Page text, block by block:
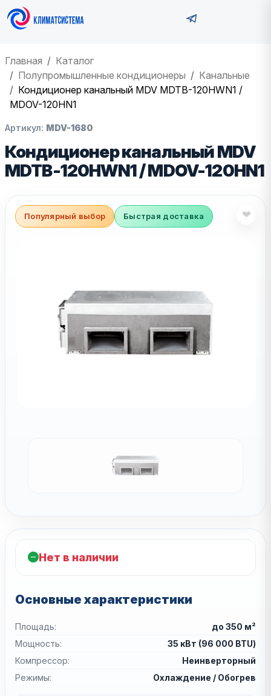
Главная
Каталог
Полупромышленные кондиционеры
Канальные
Кондиционер канальный MDV MDTB-120HWN1 /
MDOV-120HN1
Артикул: MDV-1680
Кондиционер канальный MDV
MDTB-120HWN1 / MDOV-120HN1
Популярный выбор Быстрая доставка ❤
Нет в наличии
Основные характеристики
Площадь:
до 350 м²
Мощность:
35 кВт (96 000 BTU)
Компрессор:
Неинверторный
Режимы:
Охлаждение / Обогрев